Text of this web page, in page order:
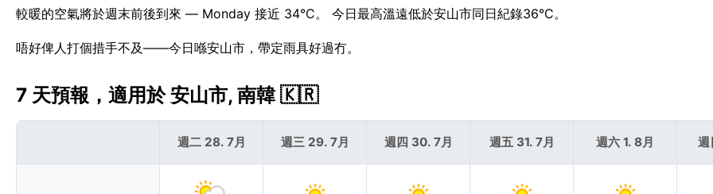
較暖的空氣將於週末前後到來 — Monday 接近 34°C。 今日最高溫遠低於安山市同日紀錄36°C。
唔好俾人打個措手不及——今日喺安山市，帶定雨具好過冇。
7 天預報，適用於 安山市, 南韓 🇰🇷
週二 28. 7月 週三 29. 7月 週四 30. 7月 週五 31. 7月 週六 1. 8月 週